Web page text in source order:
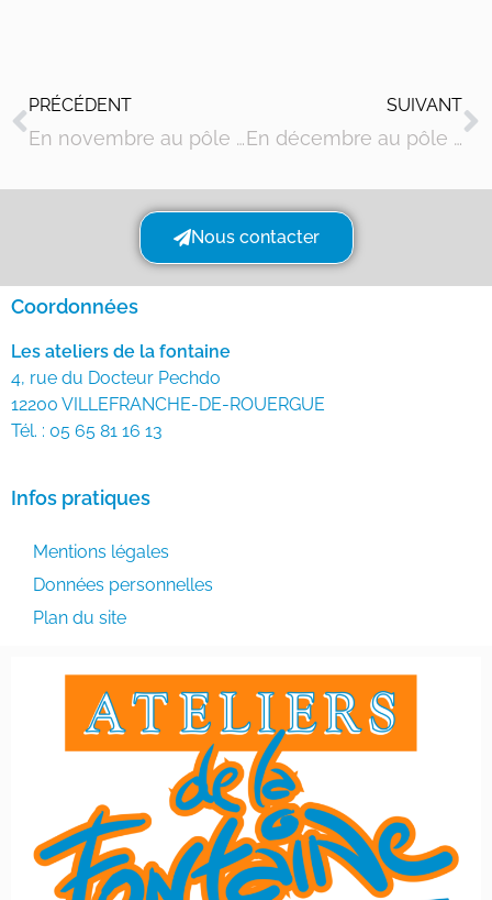
PRÉCÉDENT
En novembre au pôle numérique et formation
SUIVANT
En décembre au pôle numérique
Nous contacter
Coordonnées
Les ateliers de la fontaine
4, rue du Docteur Pechdo
12200 VILLEFRANCHE-DE-ROUERGUE
Tél. : 05 65 81 16 13
Infos pratiques
Mentions légales
Données personnelles
Plan du site